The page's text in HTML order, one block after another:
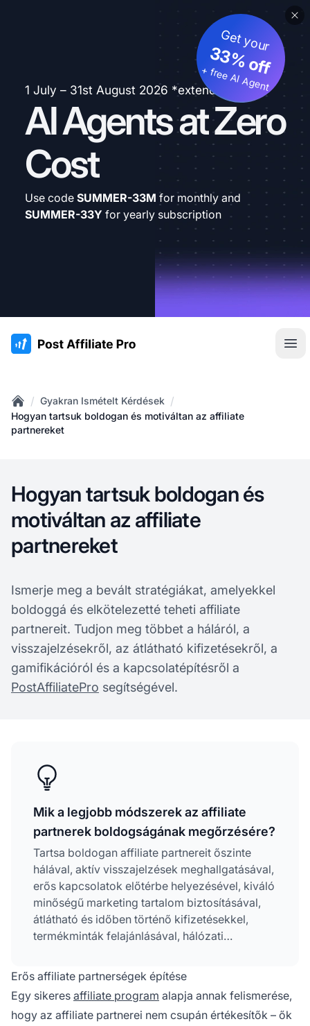
1 July – 31st August 2026 *extended
AI Agents at Zero
Cost
Get your
33% off
+ free AI Agent
Use code SUMMER-33M for monthly and
SUMMER-33Y for yearly subscription
:site.title
Home
/ Gyakran Ismételt Kérdések /
Hogyan tartsuk boldogan és motiváltan az affiliate
partnereket
Hogyan tartsuk boldogan és
motiváltan az affiliate
partnereket
Ismerje meg a bevált stratégiákat, amelyekkel
boldoggá és elkötelezetté teheti affiliate
partnereit. Tudjon meg többet a háláról, a
visszajelzésekről, az átlátható kifizetésekről, a
gamifikációról és a kapcsolatépítésről a
PostAffiliatePro segítségével.
Mik a legjobb módszerek az affiliate
partnerek boldogságának megőrzésére?
Tartsa boldogan affiliate partnereit őszinte
hálával, aktív visszajelzések meghallgatásával,
erős kapcsolatok előtérbe helyezésével, kiváló
minőségű marketing tartalom biztosításával,
átlátható és időben történő kifizetésekkel,
termékminták felajánlásával, hálózati
jutalmakkal és rendszeres kommunikációval a
frissítésekről és lehetőségekről.
Erős affiliate partnerségek építése
Egy sikeres affiliate program alapja annak felismerése,
hogy az affiliate partnerei nem csupán értékesítők – ők